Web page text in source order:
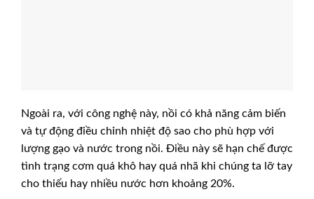
Ngoài ra, với công nghệ này, nồi có khả năng cảm biến
và tự động điều chỉnh nhiệt độ sao cho phù hợp với
lượng gạo và nước trong nồi. Điều này sẽ hạn chế được
tình trạng cơm quá khô hay quá nhã khi chúng ta lỡ tay
cho thiếu hay nhiều nước hơn khoảng 20%.